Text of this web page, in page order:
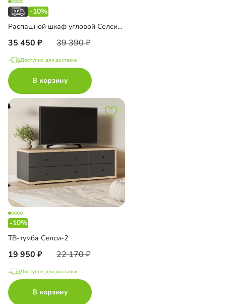
-10%
Распашной шкаф угловой Селси-1000
35 450 39 390
Доступно для доставки
В корзину
-10%
ТВ-тумба Селси-2
19 950 22 170
Доступно для доставки
В корзину